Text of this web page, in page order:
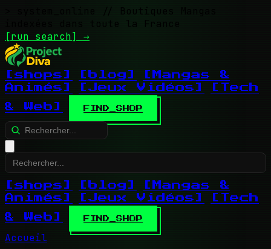
// Boutiques Mangas
indexées dans toute la France
[run search] →
[shops] [blog]
[Mangas &
Animés]
[Jeux Vidéos]
[Tech
& Web]
FIND_SHOP
[shops] [blog]
[Mangas &
Animés]
[Jeux Vidéos]
[Tech
& Web]
FIND_SHOP
Accueil